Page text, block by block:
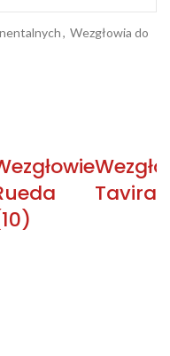
, Wezgłowia do
Tavira